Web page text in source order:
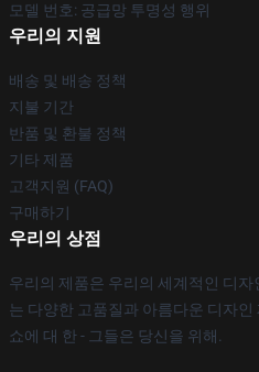
모델 번호: 공급망 투명성 행위
우리의 지원
배송 및 배송 정책
지불 기간
반품 및 환불 정책
기타 제품
고객지원 (FAQ)
구매하기
우리의 상점
우리의 제품은 우리의 세계적인 디자
는 다양한 고품질과 아름다운 디자인
쇼에 대 한 - 그들은 당신을 위해.